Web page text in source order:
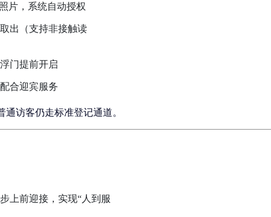
片，系统自动授权
出（支持非接触读
门提前开启
合迎宾服务
访客仍走标准登记通道。
上前迎接，实现“人到服